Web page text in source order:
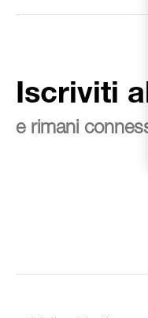
Iscriviti
e rimani